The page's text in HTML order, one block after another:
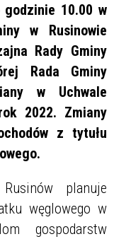
10.00 w
w Rusinowie
Rady Gminy
Rada Gminy
w Uchwale
2022. Zmiany
z tytułu
planuje
węglowego w
gospodarstw